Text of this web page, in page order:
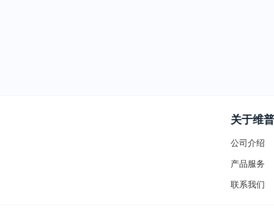
关于维普
公司介绍
产品服务
联系我们